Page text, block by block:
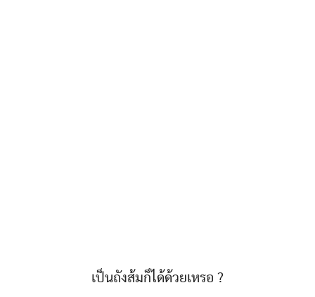
เป็นถังส้มก็ได้ด้วยเหรอ ?